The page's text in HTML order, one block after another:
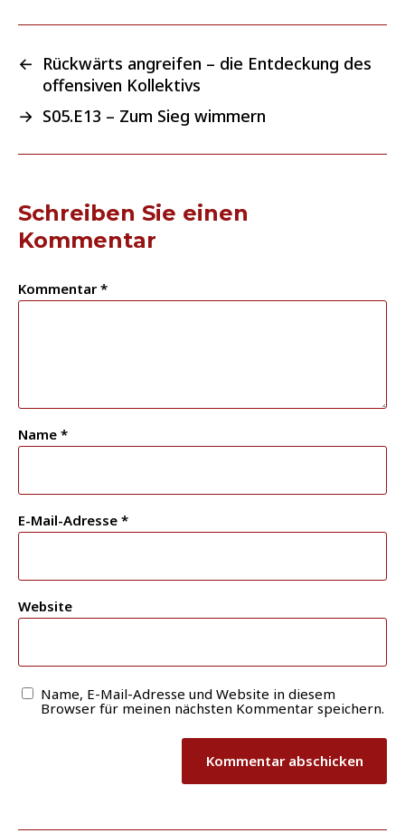
← Rückwärts angreifen – die Entdeckung des
offensiven Kollektivs
→ S05.E13 – Zum Sieg wimmern
Schreiben Sie einen
Kommentar
Kommentar*
Name *
E-Mail-Adresse *
Website
Name, E-Mail-Adresse und Website in diesem
Browser für meinen nächsten Kommentar speichern.